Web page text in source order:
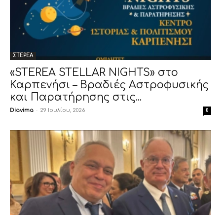
ΣΤΕΡΕΑ
«STEREA STELLAR NIGHTS» στο
Καρπενήσι – Βραδιές Αστροφυσικής
και Παρατήρησης στις...
Diavima - 29 Ιουλίου, 2026 0